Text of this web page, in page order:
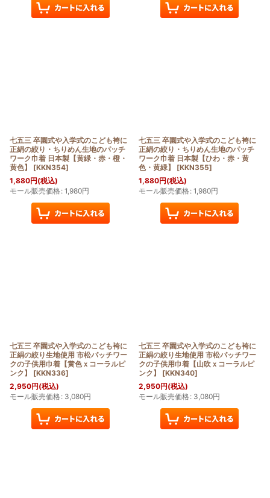
七五三 卒園式や入学式のこども袴に
正絹の絞り・ちりめん生地のパッチ
ワーク巾着 日本製【黄緑・赤・橙・
黄色】
[KKN354]
1,880円(税込)
モール販売価格: 1,980円
七五三 卒園式や入学式のこども袴に
正絹の絞り・ちりめん生地のパッチ
ワーク巾着 日本製【ひわ・赤・黄
色・黄緑】
[KKN355]
1,880円(税込)
モール販売価格: 1,980円
七五三 卒園式や入学式のこども袴に
正絹の絞り生地使用 市松パッチワー
クの子供用巾着【黄色ｘコーラルピ
ンク】
[KKN336]
2,950円(税込)
モール販売価格: 3,080円
七五三 卒園式や入学式のこども袴に
正絹の絞り生地使用 市松パッチワー
クの子供用巾着【山吹ｘコーラルピ
ンク】
[KKN340]
2,950円(税込)
モール販売価格: 3,080円